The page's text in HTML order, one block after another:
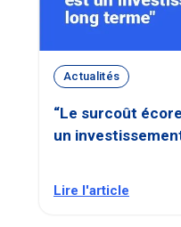
Actualités
“Le surcoût
un
Lire l'article